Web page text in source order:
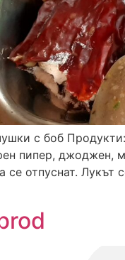
с боб
пипер, джоджен,
се отпуснат. Лукът